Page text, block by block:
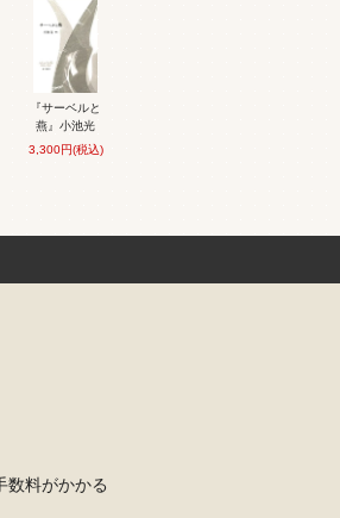
『サーベルと
燕』小池光
3,300円(税込)
数料がかかる